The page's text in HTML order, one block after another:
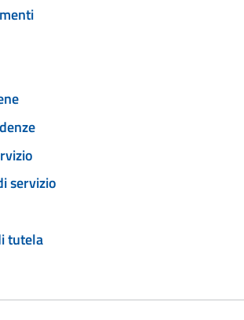
servizio
tutela